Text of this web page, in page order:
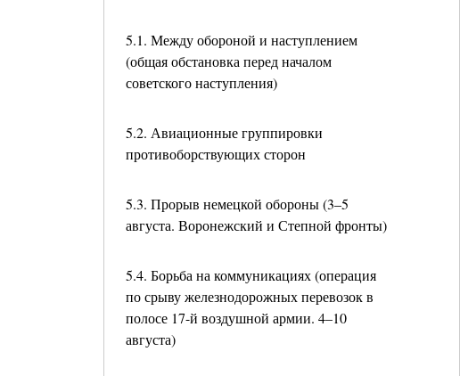
5.1. Между обороной и наступлением
(общая обстановка перед началом
советского наступления)
5.2. Авиационные группировки
противоборствующих сторон
5.3. Прорыв немецкой обороны (3–5
августа. Воронежский и Степной фронты)
5.4. Борьба на коммуникациях (операция
по срыву железнодорожных перевозок в
полосе 17-й воздушной армии. 4–10
августа)